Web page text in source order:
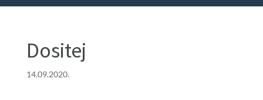
Dositej
14.09.2020.